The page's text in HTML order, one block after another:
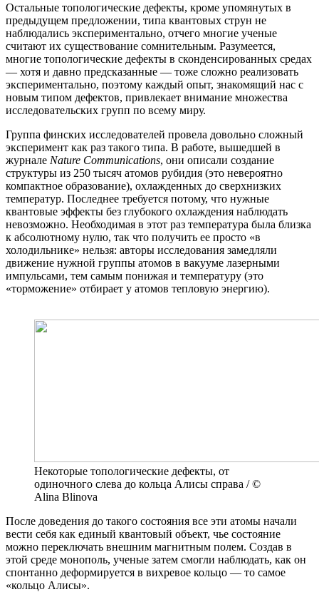
Остальные топологические дефекты, кроме упомянутых в
предыдущем предложении, типа квантовых струн не
наблюдались экспериментально, отчего многие ученые
считают их существование сомнительным. Разумеется,
многие топологические дефекты в сконденсированных средах
— хотя и давно предсказанные — тоже сложно реализовать
экспериментально, поэтому каждый опыт, знакомящий нас с
новым типом дефектов, привлекает внимание множества
исследовательских групп по всему миру.
Группа финских исследователей провела довольно сложный
эксперимент как раз такого типа. В работе, вышедшей в
журнале Nature Communications, они описали создание
структуры из 250 тысяч атомов рубидия (это невероятно
компактное образование), охлажденных до сверхнизких
температур. Последнее требуется потому, что нужные
квантовые эффекты без глубокого охлаждения наблюдать
невозможно. Необходимая в этот раз температура была близка
к абсолютному нулю, так что получить ее просто «в
холодильнике» нельзя: авторы исследования замедляли
движение нужной группы атомов в вакууме лазерными
импульсами, тем самым понижая и температуру (это
«торможение» отбирает у атомов тепловую энергию).
Некоторые топологические дефекты, от
одиночного слева до кольца Алисы справа / ©
Alina Blinova
После доведения до такого состояния все эти атомы начали
вести себя как единый квантовый объект, чье состояние
можно переключать внешним магнитным полем. Создав в
этой среде монополь, ученые затем смогли наблюдать, как он
спонтанно деформируется в вихревое кольцо — то самое
«кольцо Алисы».